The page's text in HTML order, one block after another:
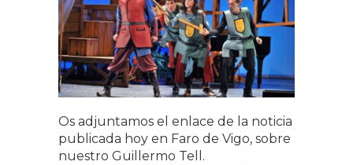
Os adjuntamos el enlace de la noticia
publicada hoy en Faro de Vigo, sobre
nuestro Guillermo Tell.